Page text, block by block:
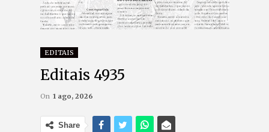
EDITAIS
Editais 4935
On 1 ago, 2026
Share